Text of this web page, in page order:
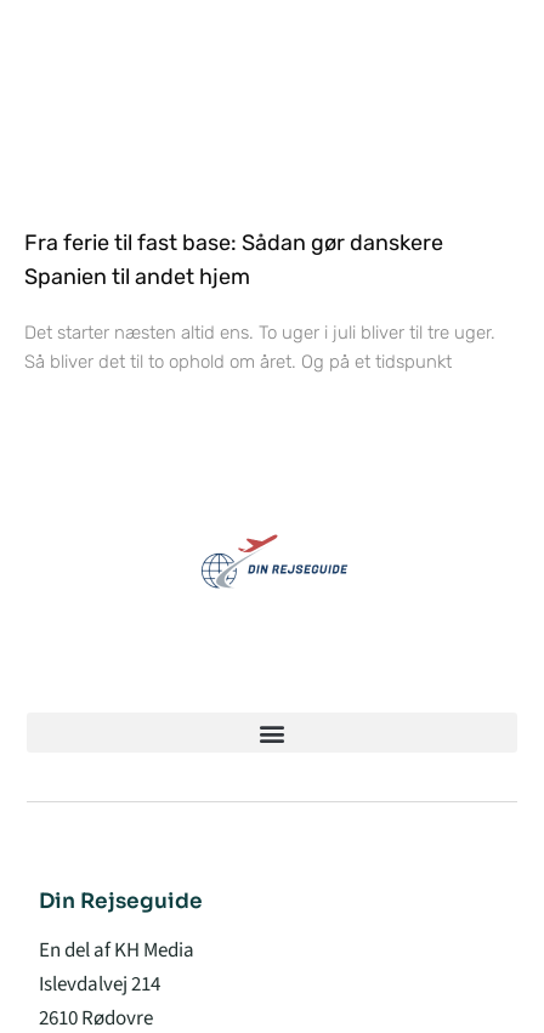
Fra ferie til fast base: Sådan gør danskere
Spanien til andet hjem
Det starter næsten altid ens. To uger i juli bliver til tre uger.
Så bliver det til to ophold om året. Og på et tidspunkt
Din Rejseguide
En del af KH Media
Islevdalvej 214
2610 Rødovre